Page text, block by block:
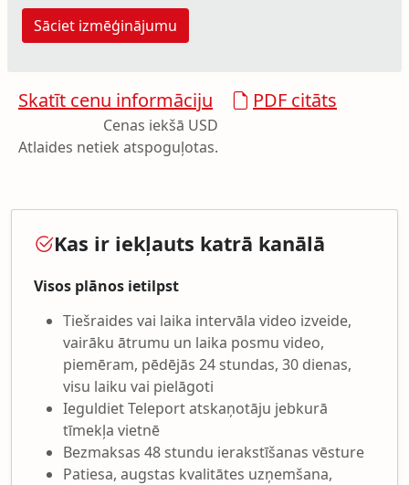
Sāciet izmēģinājumu
Skatīt cenu informāciju PDF citāts
Cenas iekšā USD
Atlaides netiek atspoguļotas.
Kas ir iekļauts katrā kanālā
Visos plānos ietilpst
Tiešraides vai laika intervāla video izveide,
vairāku ātrumu un laika posmu video,
piemēram, pēdējās 24 stundas, 30 dienas,
visu laiku vai pielāgoti
Ieguldiet Teleport atskaņotāju jebkurā
tīmekļa vietnē
Bezmaksas 48 stundu ierakstīšanas vēsture
Patiesa, augstas kvalitātes uzņemšana,